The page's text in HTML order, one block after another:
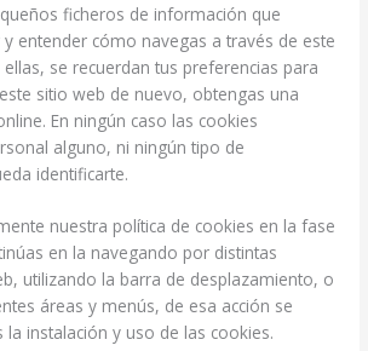
ficheros de información que
entender cómo navegas a través de este
se recuerdan tus preferencias para
sitio web de nuevo, obtengas una
En ningún caso las cookies
alguno, ni ningún tipo de
identificarte.
nuestra política de cookies en la fase
en la navegando por distintas
utilizando la barra de desplazamiento, o
áreas y menús, de esa acción se
la instalación y uso de las cookies.